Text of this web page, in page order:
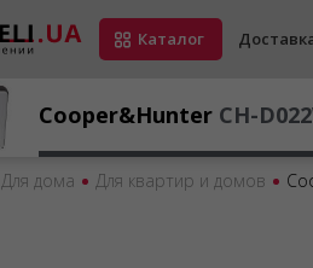
Каталог
Для дома Для квартир и домов
Cooper&Hunter CH-